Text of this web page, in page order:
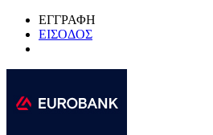
ΕΓΓΡΑΦΗ
ΕΙΣΟΔΟΣ